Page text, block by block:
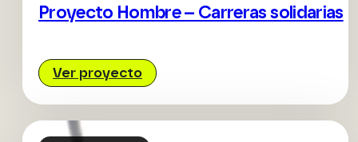
Proyecto Hombre – Carreras solidarias
Ver proyecto